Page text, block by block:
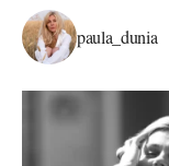
paula_dunia